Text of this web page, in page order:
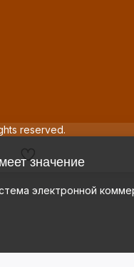
reserved.
значение
электронной